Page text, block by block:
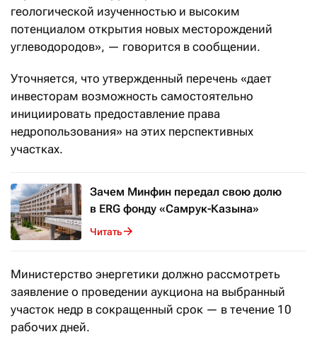
геологической изученностью и высоким
потенциалом открытия новых месторождений
углеводородов», — говорится в сообщении.
Уточняется, что утвержденный перечень «дает
инвесторам возможность самостоятельно
инициировать предоставление права
недропользования» на этих перспективных
участках.
Зачем Минфин передал свою долю
в ERG фонду «Самрук-Казына»
Читать
Министерство энергетики должно рассмотреть
заявление о проведении аукциона на выбранный
участок недр в сокращенный срок — в течение 10
рабочих дней.